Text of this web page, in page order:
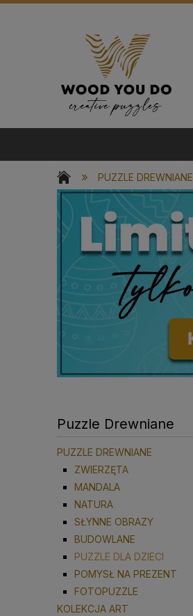
» PUZZLE DREWNIANE
Puzzle Drewniane
PUZZLE DREWNIANE
ZWIERZĘTA
MANDALA
NATURA
SŁYNNE OBRAZY
BUDOWLANE
PUZZLE DLA DZIECI
POMYSŁ NA PREZENT
FOTOPUZZLE
KOLEKCJA ART